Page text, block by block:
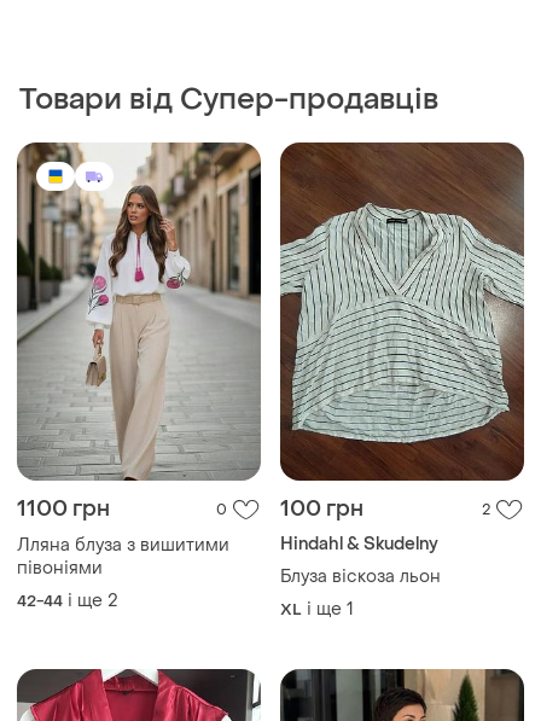
Товари від Супер-продавців
1100 грн 0
Лляна блуза з вишитими
півоніями
42-44 і ще 2
100 грн 2
Hindahl & Skudelny
Блуза віскоза льон
XL і ще 1